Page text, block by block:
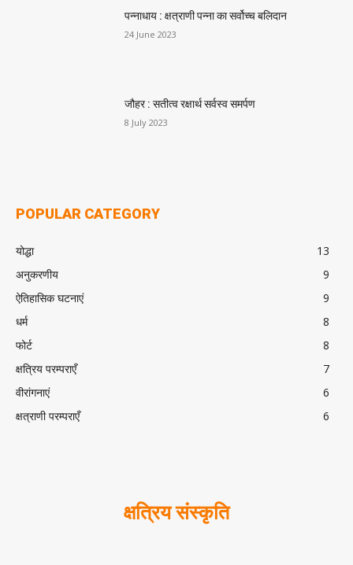
पन्नाधाय : क्षत्राणी पन्ना का सर्वोच्च बलिदान
24 June 2023
जौहर : सतीत्व रक्षार्थ सर्वस्व समर्पण
8 July 2023
POPULAR CATEGORY
योद्धा
13
अनुकरणीय
9
ऐतिहासिक घटनाएं
9
धर्म
8
फोर्ट
8
क्षत्रिय परम्पराएँ
7
वीरांगनाएं
6
क्षत्राणी परम्पराएँ
6
क्षत्रिय संस्कृति